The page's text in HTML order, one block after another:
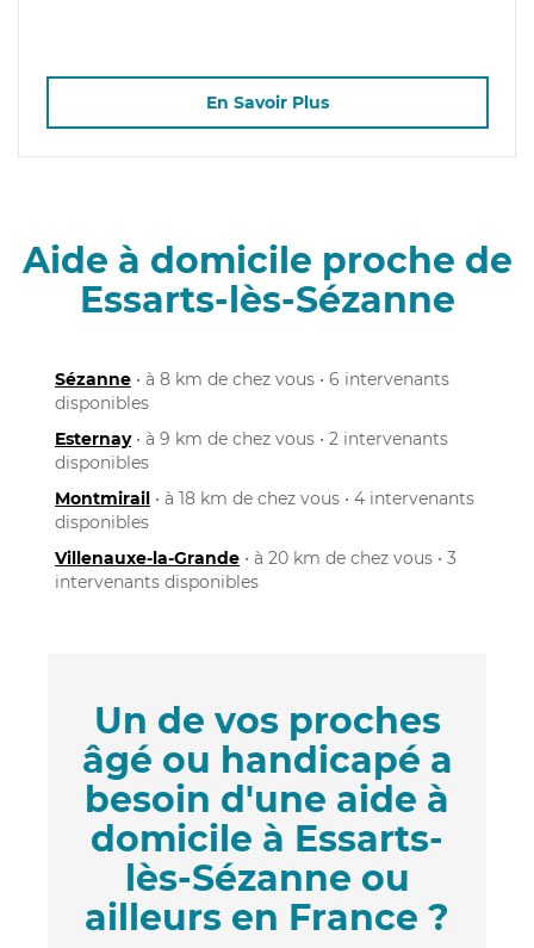
En Savoir Plus
Aide à domicile proche de
Essarts-lès-Sézanne
Sézanne • à 8 km de chez vous • 6 intervenants
disponibles
Esternay• à 9 km de chez vous • 2 intervenants
disponibles
Montmirail • à 18 km de chez vous • 4 intervenants
disponibles
Villenauxe-la-Grande • à 20 km de chez vous • 3
intervenants disponibles
Un de vos proches
âgé ou handicapé a
besoin d'une aide à
domicile à Essarts-
lès-Sézanne ou
ailleurs en France ?